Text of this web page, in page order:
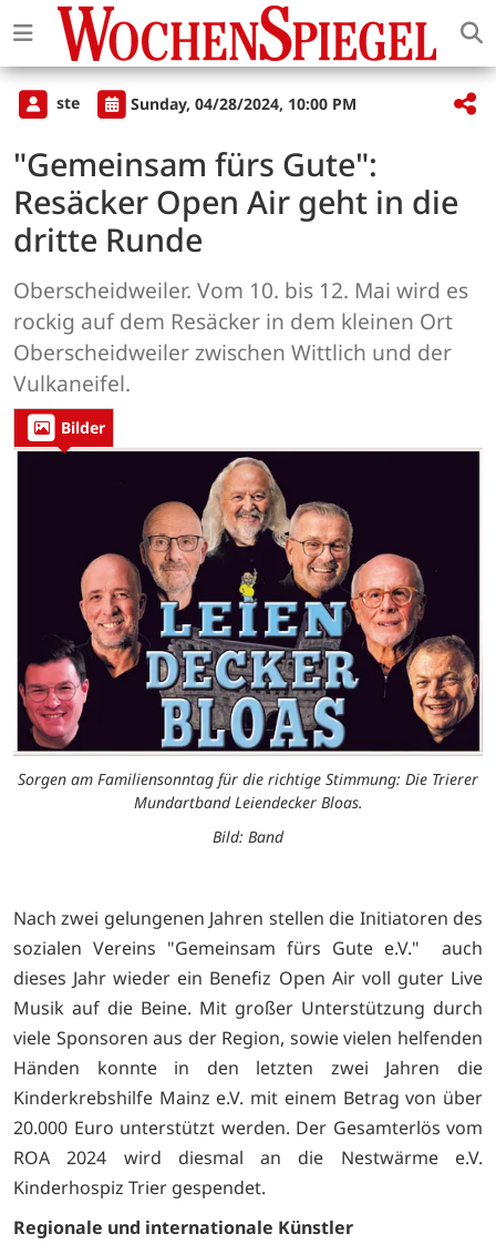
ste Sunday, 04/28/2024, 10:00 PM
"Gemeinsam fürs Gute":
Resäcker Open Air geht in die
dritte Runde
Oberscheidweiler. Vom 10. bis 12. Mai wird es
rockig auf dem Resäcker in dem kleinen Ort
Oberscheidweiler zwischen Wittlich und der
Vulkaneifel.
Bilder
Sorgen am Familiensonntag für die richtige Stimmung: Die Trierer
Mundartband Leiendecker Bloas.
Bild: Band
Nach zwei gelungenen Jahren stellen die Initiatoren des
sozialen Vereins "Gemeinsam fürs Gute e.V." auch
dieses Jahr wieder ein Benefiz Open Air voll guter Live
Musik auf die Beine. Mit großer Unterstützung durch
viele Sponsoren aus der Region, sowie vielen helfenden
Händen konnte in den letzten zwei Jahren die
Kinderkrebshilfe Mainz e.V. mit einem Betrag von über
20.000 Euro unterstützt werden. Der Gesamterlös vom
ROA 2024 wird diesmal an die Nestwärme e.V.
Kinderhospiz Trier gespendet.
Regionale und internationale Künstler